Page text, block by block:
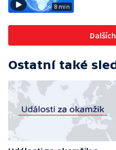
8 min
Ostatní také